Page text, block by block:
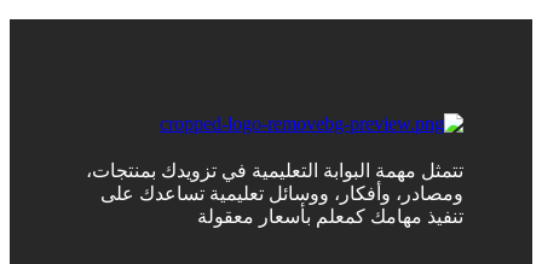
تتمثل مهمة البوابة التعليمية في تزويدك بمنتجات،
ومصادر، وأفكار، ووسائل تعليمية تساعدك على
تنفيذ مهامك كمعلم بأسعار معقولة